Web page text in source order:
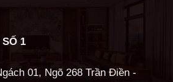
1
01, Ngõ 268 Trần Điền -